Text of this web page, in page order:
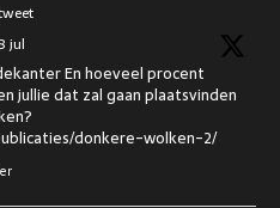
jul
En hoeveel procent
jullie dat zal gaan plaatsvinden
donkere-wolken-2/